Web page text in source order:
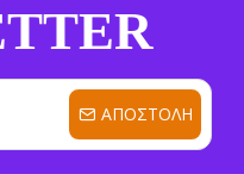
ΑΠΟΣΤΟΛΉ